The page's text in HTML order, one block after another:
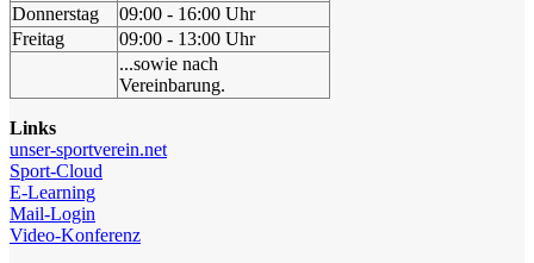
Donnerstag
09:00 - 16:00 Uhr
Freitag
09:00 - 13:00 Uhr
...sowie nach
Vereinbarung.
Links
unser-sportverein.net
Sport-Cloud
E-Learning
Mail-Login
Video-Konferenz